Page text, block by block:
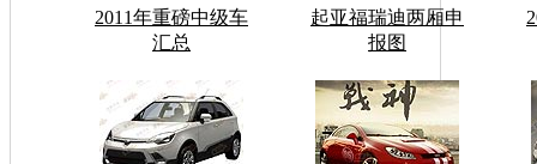
2011年重磅中级车
汇总
起亚福瑞迪两厢申
报图